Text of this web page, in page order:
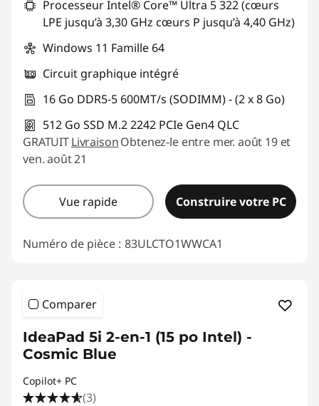
Processeur Intel® Core™ Ultra 5 322 (cœurs
LPE jusqu’à 3,30 GHz cœurs P jusqu’à 4,40 GHz)
Windows 11 Famille 64
Circuit graphique intégré
16 Go DDR5-5 600MT/s (SODIMM) - (2 x 8 Go)
512 Go SSD M.2 2242 PCIe Gen4 QLC
GRATUITLivraisonObtenez-le entre mer. août 19 et
ven. août 21
Vue rapide Construire votre PC
Numéro de pièce : 83ULCTO1WWCA1
Comparer
IdeaPad 5i 2-en-1 (15 po Intel) -
Cosmic Blue
Copilot+ PC
(3)